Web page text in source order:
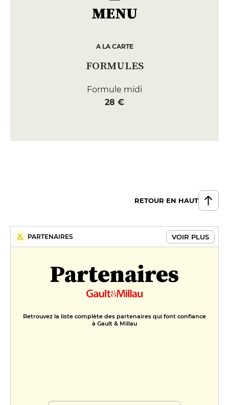
MENU
A LA CARTE
FORMULES
Formule midi
28 €
RETOUR EN HAUT
PARTENAIRES VOIR PLUS
Partenaires
Retrouvez la liste complète des partenaires qui font confiance
à Gault & Millau